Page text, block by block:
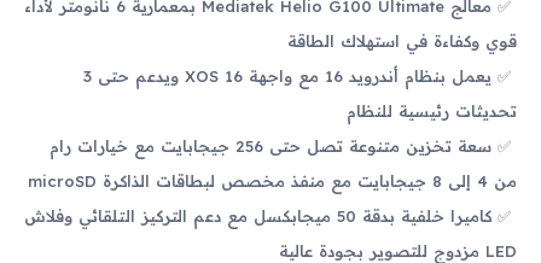
معالج Mediatek Helio G100 Ultimate بمعمارية 6 نانومتر لأداء
قوي وكفاءة في استهلاك الطاقة
يعمل بنظام أندرويد 16 مع واجهة XOS 16 ويدعم حتى 3
تحديثات رئيسية للنظام
سعة تخزين متنوعة تصل حتى 256 جيجابايت مع خيارات رام
من 4 إلى 8 جيجابايت مع منفذ مخصص لبطاقات الذاكرة microSD
كاميرا خلفية بدقة 50 ميجابكسل مع دعم التركيز التلقائي وفلاش
LED مزدوج للتصوير بجودة عالية